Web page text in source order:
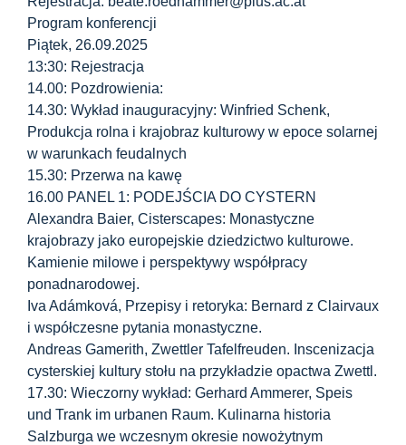
Program konferencji
Piątek, 26.09.2025
13:30: Rejestracja
14.00: Pozdrowienia:
14.30: Wykład inauguracyjny: Winfried Schenk,
Produkcja rolna i krajobraz kulturowy w epoce solarnej
w warunkach feudalnych
15.30: Przerwa na kawę
16.00 PANEL 1: PODEJŚCIA DO CYSTERN
Alexandra Baier, Cisterscapes: Monastyczne
krajobrazy jako europejskie dziedzictwo kulturowe.
Kamienie milowe i perspektywy współpracy
ponadnarodowej.
Iva Adámková, Przepisy i retoryka: Bernard z Clairvaux
i współczesne pytania monastyczne.
Andreas Gamerith, Zwettler Tafelfreuden. Inscenizacja
cysterskiej kultury stołu na przykładzie opactwa Zwettl.
17.30: Wieczorny wykład: Gerhard Ammerer, Speis
und Trank im urbanen Raum. Kulinarna historia
Salzburga we wczesnym okresie nowożytnym